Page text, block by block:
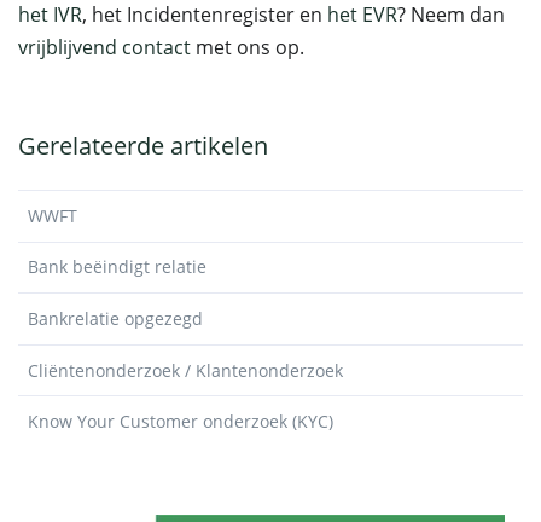
het IVR, het Incidentenregister en het EVR? Neem dan
vrijblijvend contact met ons op.
Gerelateerde artikelen
WWFT
Bank beëindigt relatie
Bankrelatie opgezegd
Cliëntenonderzoek / Klantenonderzoek
Know Your Customer onderzoek (KYC)